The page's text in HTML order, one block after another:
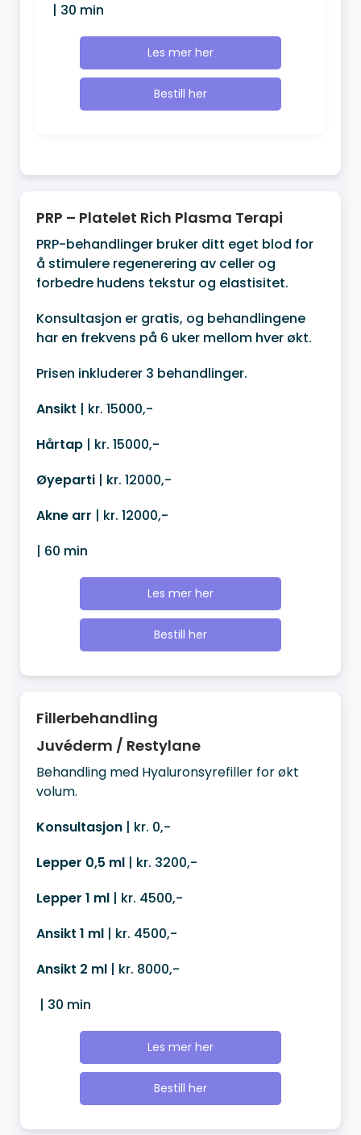
| 30 min
Les mer her
Bestill her
PRP – Platelet Rich Plasma Terapi
PRP-behandlinger bruker ditt eget blod for
å stimulere regenerering av celler og
forbedre hudens tekstur og elastisitet.
Konsultasjon er gratis, og behandlingene
har en frekvens på 6 uker mellom hver økt.
Prisen inkluderer 3 behandlinger.
Ansikt | kr. 15000,-
Hårtap | kr. 15000,-
Øyeparti | kr. 12000,-
Akne arr | kr. 12000,-
| 60 min
Les mer her
Bestill her
Fillerbehandling
Juvéderm / Restylane
Behandling med Hyaluronsyrefiller for økt
volum.
Konsultasjon | kr. 0,-
Lepper 0,5 ml | kr. 3200,-
Lepper 1 ml | kr. 4500,-
Ansikt 1 ml | kr. 4500,-
Ansikt 2 ml | kr. 8000,-
| 30 min
Les mer her
Bestill her